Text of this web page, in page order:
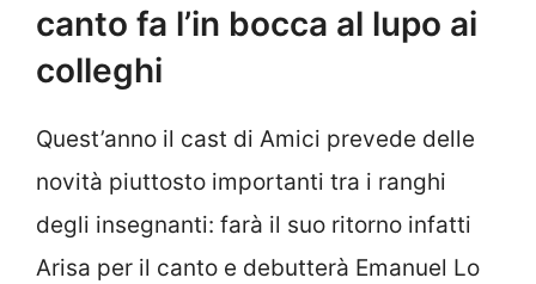
canto fa l’in bocca al lupo ai
colleghi
Quest’anno il cast di Amici prevede delle
novità piuttosto importanti tra i ranghi
degli insegnanti: farà il suo ritorno infatti
Arisa per il canto e debutterà Emanuel Lo